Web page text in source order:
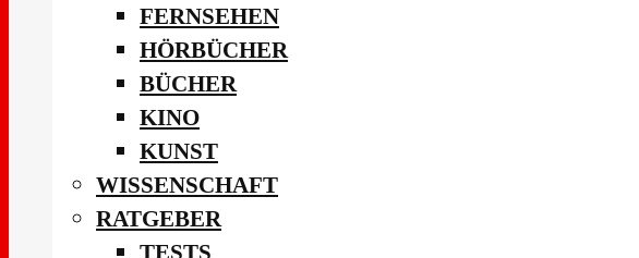
FERNSEHEN
HÖRBÜCHER
BÜCHER
KINO
KUNST
WISSENSCHAFT
RATGEBER
TESTS